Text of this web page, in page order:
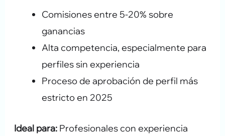
Comisiones entre 5-20% sobre
ganancias
Alta competencia, especialmente para
perfiles sin experiencia
Proceso de aprobación de perfil más
estricto en 2025
Ideal para: Profesionales con experiencia